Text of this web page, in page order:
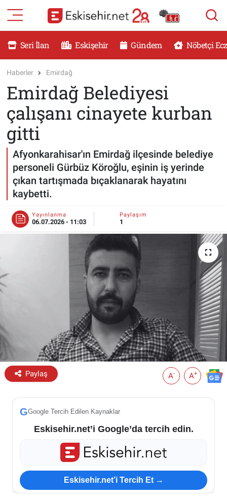
Seri İlan Eskişehir Gündem Nöbetçi
Haberler Emirdağ
Emirdağ Belediyesi
çalışanı cinayete kurban
gitti
Afyonkarahisar'ın Emirdağ ilçesinde belediye
personeli Gürbüz Köroğlu, eşinin iş yerinde
çıkan tartışmada bıçaklanarak hayatını
kaybetti.
Yayınlanma
06.07.2026 - 11:03
Paylaşım
1
Paylaş A- A+
GGoogle Tercih Edilen Kaynaklar
Eskisehir.net’i Google’da tercih edin.
Eskisehir.net’i Tercih Et →
RESMİ İLANLAR
DÜNYA
SAĞLIK
MAGAZİN
KADIN
TEKNOLOJİ
YEMEK
ESKİŞEHİR NÖBETÇİ ECZANELER
Eskişehir Haber İçerikleri
Eskişehir Hava Durumu
Eskişehir Tramvay Saatleri
Eskişehir Otobüs Saatleri
Eskişehir Nöbetçi Eczaneler
Eskişehir Namaz Vakitleri
Eskişehir Trafik Yoğunluk Haritası
Süper Lig Puan Durumu ve Fikstür
Tüm Manşetler
Son Dakika Haberleri
Haber Arşivi